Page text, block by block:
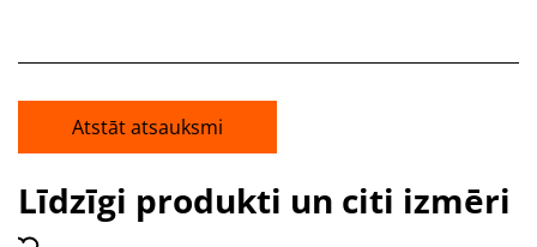
Atstāt atsauksmi
Līdzīgi produkti un citi izmēri